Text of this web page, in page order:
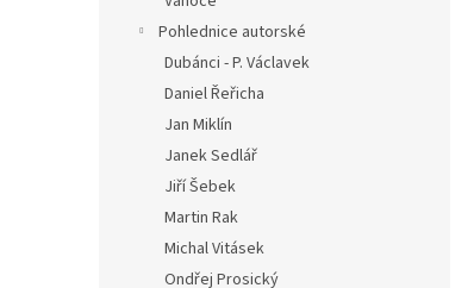
Pohlednice autorské
Dubánci - P. Václavek
Daniel Řeřicha
Jan Miklín
Janek Sedlář
Jiří Šebek
Martin Rak
Michal Vitásek
Ondřej Prosický